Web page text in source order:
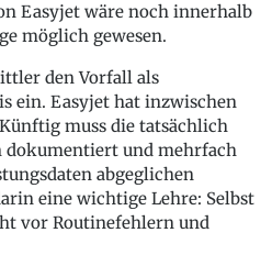
Easyjet wäre noch innerhalb
möglich gewesen.
den Vorfall als
ein. Easyjet hat inzwischen
muss die tatsächlich
dokumentiert und mehrfach
abgeglichen
eine wichtige Lehre: Selbst
vor Routinefehlern und